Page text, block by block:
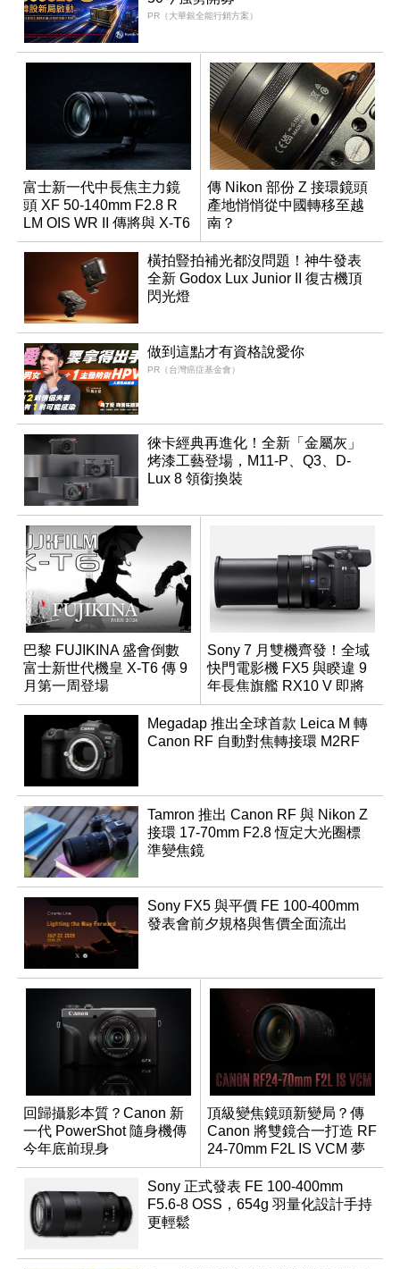
PR（大華銀全能行銷方案）
富士新一代中長焦主力鏡
頭 XF 50-140mm F2.8 R
LM OIS WR II 傳將與 X-T6
同步亮相
傳 Nikon 部份 Z 接環鏡頭
產地悄悄從中國轉移至越
南？
橫拍豎拍補光都沒問題！神牛發表
全新 Godox Lux Junior II 復古機頂
閃光燈
做到這點才有資格說愛你
PR（台灣癌症基金會）
徠卡經典再進化！全新「金屬灰」
烤漆工藝登場，M11-P、Q3、D-
Lux 8 領銜換裝
巴黎 FUJIKINA 盛會倒數
富士新世代機皇 X-T6 傳 9
月第一周登場
Sony 7 月雙機齊發！全域
快門電影機 FX5 與睽違 9
年長焦旗艦 RX10 V 即將
登場
Megadap 推出全球首款 Leica M 轉
Canon RF 自動對焦轉接環 M2RF
Tamron 推出 Canon RF 與 Nikon Z
接環 17-70mm F2.8 恆定大光圈標
準變焦鏡
Sony FX5 與平價 FE 100-400mm
發表會前夕規格與售價全面流出
回歸攝影本質？Canon 新
一代 PowerShot 隨身機傳
今年底前現身
頂級變焦鏡頭新變局？傳
Canon 將雙鏡合一打造 RF
24-70mm F2L IS VCM 夢
幻規格
Sony 正式發表 FE 100-400mm
F5.6-8 OSS，654g 羽量化設計手持
更輕鬆